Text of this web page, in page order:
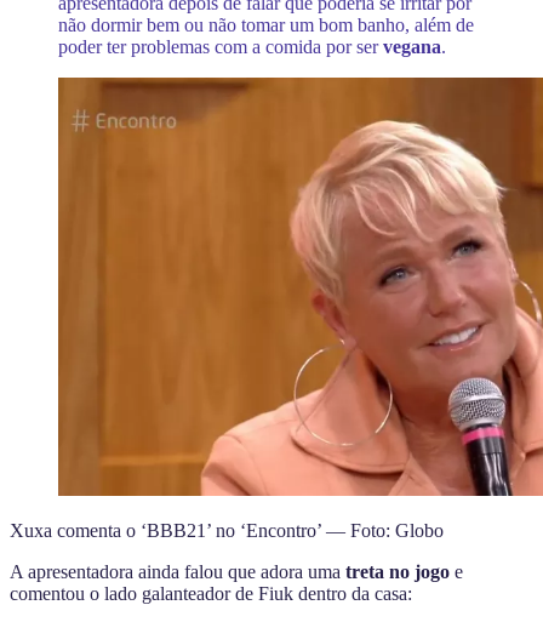
não dormir bem ou não tomar um bom banho, além de
poder ter problemas com a comida por servegana.
Xuxa comenta o ‘BBB21’ no ‘Encontro’ — Foto: Globo
A apresentadora ainda falou que adora uma treta no jogo e
comentou o lado galanteador de Fiuk dentro da casa: